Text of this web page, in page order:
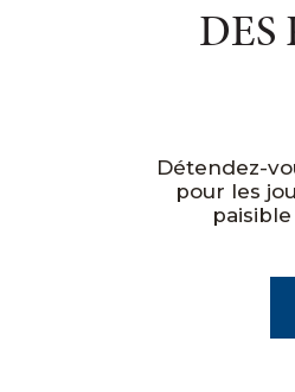
DES
Détendez-
pour les